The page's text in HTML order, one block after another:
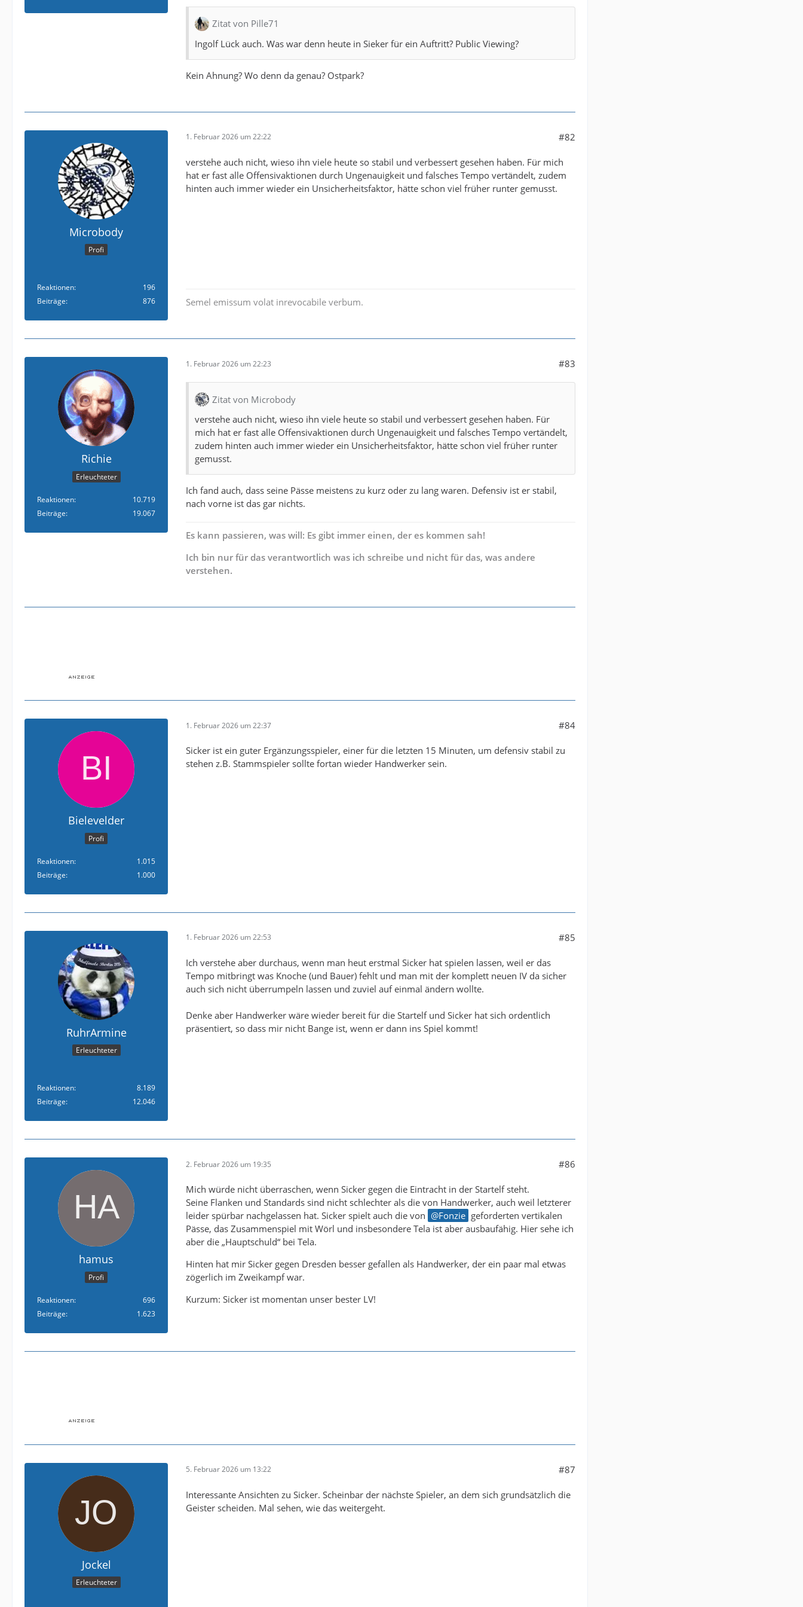
Zitat von Pille71
Ingolf Lück auch. Was war denn heute in Sieker für ein Auftritt? Public Viewing?
Kein Ahnung? Wo denn da genau? Ostpark?
Microbody
Profi
Reaktionen
196
Beiträge
876
1. Februar 2026 um 22:22 #82
verstehe auch nicht, wieso ihn viele heute so stabil und verbessert gesehen haben. Für mich
hat er fast alle Offensivaktionen durch Ungenauigkeit und falsches Tempo vertändelt, zudem
hinten auch immer wieder ein Unsicherheitsfaktor, hätte schon viel früher runter gemusst.
Semel emissum volat inrevocabile verbum.
Richie
Erleuchteter
Reaktionen
10.719
Beiträge
19.067
1. Februar 2026 um 22:23 #83
Zitat von Microbody
verstehe auch nicht, wieso ihn viele heute so stabil und verbessert gesehen haben. Für
mich hat er fast alle Offensivaktionen durch Ungenauigkeit und falsches Tempo vertändelt,
zudem hinten auch immer wieder ein Unsicherheitsfaktor, hätte schon viel früher runter
gemusst.
Ich fand auch, dass seine Pässe meistens zu kurz oder zu lang waren. Defensiv ist er stabil,
nach vorne ist das gar nichts.
Es kann passieren, was will: Es gibt immer einen, der es kommen sah!
Ich bin nur für das verantwortlich was ich schreibe und nicht für das, was andere
verstehen.
Bielevelder
Profi
Reaktionen
1.015
Beiträge
1.000
1. Februar 2026 um 22:37 #84
Sicker ist ein guter Ergänzungsspieler, einer für die letzten 15 Minuten, um defensiv stabil zu
stehen z.B. Stammspieler sollte fortan wieder Handwerker sein.
RuhrArmine
Erleuchteter
Reaktionen
8.189
Beiträge
12.046
1. Februar 2026 um 22:53 #85
Ich verstehe aber durchaus, wenn man heut erstmal Sicker hat spielen lassen, weil er das
Tempo mitbringt was Knoche (und Bauer) fehlt und man mit der komplett neuen IV da sicher
auch sich nicht überrumpeln lassen und zuviel auf einmal ändern wollte.
Denke aber Handwerker wäre wieder bereit für die Startelf und Sicker hat sich ordentlich
präsentiert, so dass mir nicht Bange ist, wenn er dann ins Spiel kommt!
hamus
Profi
Reaktionen
696
Beiträge
1.623
2. Februar 2026 um 19:35 #86
Mich würde nicht überraschen, wenn Sicker gegen die Eintracht in der Startelf steht.
Seine Flanken und Standards sind nicht schlechter als die von Handwerker, auch weil letzterer
leider spürbar nachgelassen hat. Sicker spielt auch die von
Fonzie geforderten vertikalen
Pässe, das Zusammenspiel mit Wörl und insbesondere Tela ist aber ausbaufähig. Hier sehe ich
aber die „Hauptschuld“ bei Tela.
Hinten hat mir Sicker gegen Dresden besser gefallen als Handwerker, der ein paar mal etwas
zögerlich im Zweikampf war.
Kurzum: Sicker ist momentan unser bester LV!
Jockel
Erleuchteter
5. Februar 2026 um 13:22 #87
Interessante Ansichten zu Sicker. Scheinbar der nächste Spieler, an dem sich grundsätzlich die
Geister scheiden. Mal sehen, wie das weitergeht.